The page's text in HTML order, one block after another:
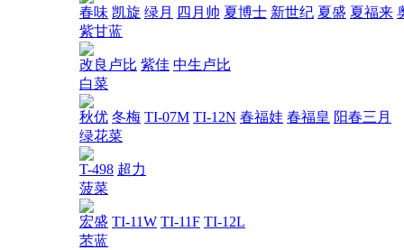
春味 凯旋 绿月 四月帅 夏博士 新世纪 夏盛 夏福来
紫甘蓝
改良卢比 紫佳 中生卢比
白菜
秋优 冬梅 TI-07M TI-12N 春福娃 春福皇 阳春三月
绿花菜
T-498 超力
菠菜
宏盛 TI-11W TI-11F TI-12L
苤蓝